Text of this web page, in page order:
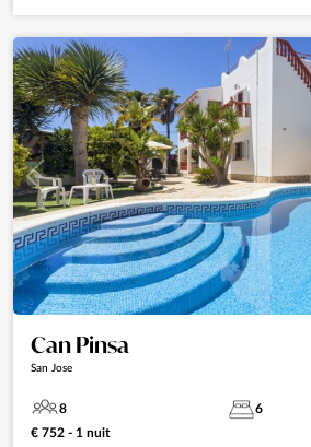
Can Pinsa
San Jose
8 6
€ 752 - 1 nuit